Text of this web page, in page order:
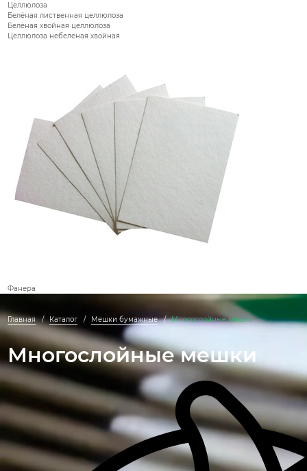
Целлюлоза
Белёная лиственная целлюлоза
Белёная хвойная целлюлоза
Целлюлоза небеленая хвойная
Фанера
Главная Каталог Мешки бумажные Многослойные мешки
Многослойные мешки